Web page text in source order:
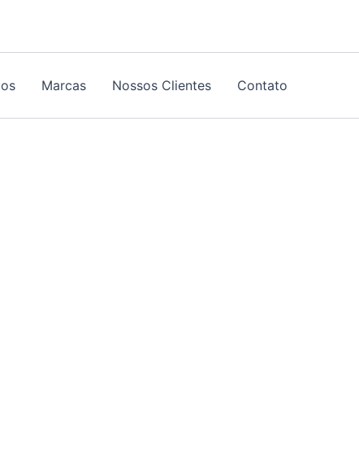
Marcas Nossos Clientes Contato